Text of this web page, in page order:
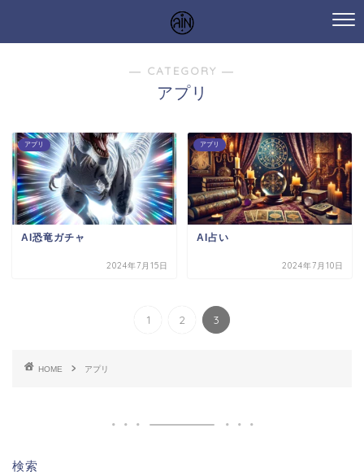
― CATEGORY ―
アプリ
アプリ
AI恐竜ガチャ
2024年7月15日
アプリ
AI占い
2024年7月10日
1 2 3
HOME アプリ
検索